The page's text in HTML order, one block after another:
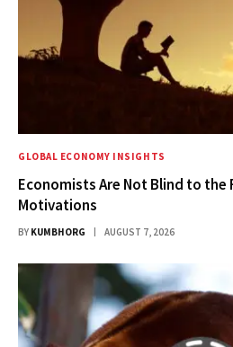
GLOBAL ECONOMY INSIGHTS
Economists Are Not Blind to the
Motivations
BY KUMBHORG AUGUST 7, 2026